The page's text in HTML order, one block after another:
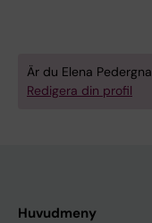
Är du Elena
Redigera din profil
Huvudmeny